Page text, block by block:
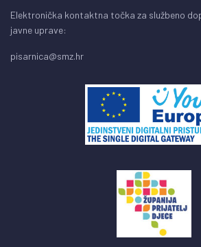
Elektronička kontaktna točka za službeno
javne uprave:
pisarnica@smz.hr